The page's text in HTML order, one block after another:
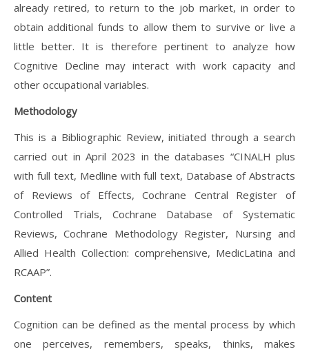
already retired, to return to the job market, in order to
obtain additional funds to allow them to survive or live a
little better. It is therefore pertinent to analyze how
Cognitive Decline may interact with work capacity and
other occupational variables.
Methodology
This is a Bibliographic Review, initiated through a search
carried out in April 2023 in the databases “CINALH plus
with full text, Medline with full text, Database of Abstracts
of Reviews of Effects, Cochrane Central Register of
Controlled Trials, Cochrane Database of Systematic
Reviews, Cochrane Methodology Register, Nursing and
Allied Health Collection: comprehensive, MedicLatina and
RCAAP”.
Content
Cognition can be defined as the mental process by which
one perceives, remembers, speaks, thinks, makes